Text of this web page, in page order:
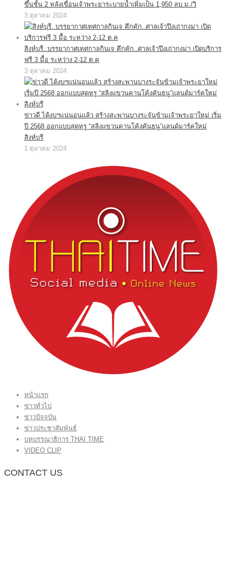
ขึ้นชั้น 2 หลังเขื่อนเจ้าพระยาระบายน้ำเพิ่มเป็น 1,950 ลบ.ม./วิ
3 ตุลาคม 2024
สิงห์บุรี..บรรยากาศเทศกาลกินเจ คึกคัก..ศาลเจ้าปึงเถ่ากงม่า เปิดบริการ
ฟรี 3 มื้อ ระหว่าง 2-12 ต.ค
3 ตุลาคม 2024
ข่าวดี ได้งบฯแน่นอนแล้ว สร้างสะพานบางระจันข้ามเจ้าพระยาใหม่ เริ่ม
ปี 2568 ออกแบบสุดหรู “สลิงแขวนคานโค้งคันธนู”แลนด์มาร์คใหม่
สิงห์บุรี
1 ตุลาคม 2024
หน้าแรก
ข่าวทั่วไป
ข่าวปัจจุบัน
ข่าวประชาสัมพันธ์
บทบรรณาธิการ THAI TIME
VIDEO CLIP
CONTACT US